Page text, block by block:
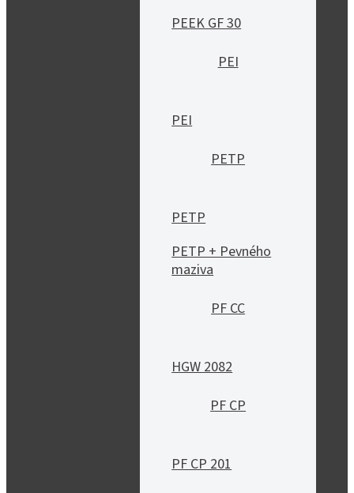
PEEK GF 30
PEI
PEI
PETP
PETP
PETP + Pevného
maziva
PF CC
HGW 2082
PF CP
PF CP 201